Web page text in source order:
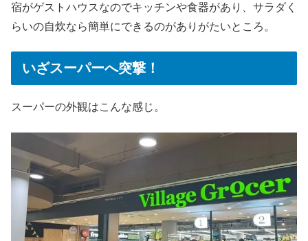
宿がゲストハウスなのでキッチンや食器があり、サラダく
らいの自炊なら簡単にできるのがありがたいところ。
いざスーパーへ突撃！
スーパーの外観はこんな感じ。